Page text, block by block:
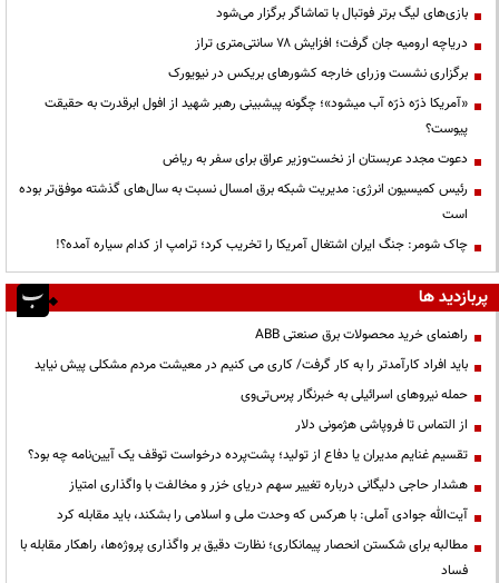
بازی‌های لیگ برتر فوتبال با تماشاگر برگزار می‌شود
دریاچه ارومیه جان گرفت؛ افزایش ۷۸ سانتی‌متری تراز
برگزاری نشست وزرای خارجه کشورهای بریکس در نیویورک
«آمریکا ذرّه ذرّه آب میشود»؛ چگونه پیشبینی رهبر شهید از افول ابرقدرت به حقیقت
پیوست؟
دعوت مجدد عربستان از نخست‌وزیر عراق برای سفر به ریاض
رئیس کمیسیون انرژی: مدیریت شبکه برق امسال نسبت به سال‌های گذشته موفق‌تر بوده
است
چاک شومر: جنگ ایران اشتغال آمریکا را تخریب کرد؛ ترامپ از کدام سیاره آمده؟!
پربازدید ها
راهنمای خرید محصولات برق صنعتی ABB
باید افراد کارآمدتر را به کار گرفت/ کاری می کنیم در معیشت مردم مشکلی پیش نیاید
حمله نیروهای اسرائیلی به خبرنگار پرس‌تی‌وی
از التماس تا فروپاشی هژمونی دلار
تقسیم غنایم مدیران یا دفاع از تولید؛ پشت‌پرده درخواست توقف یک آیین‌نامه چه بود؟
هشدار حاجی دلیگانی درباره تغییر سهم دریای خزر و مخالفت با واگذاری امتیاز
آیت‌الله جوادی آملی: با هرکس که وحدت ملی و اسلامی را بشکند، باید مقابله کرد
مطالبه برای شکستن انحصار پیمانکاری؛ نظارت دقیق بر واگذاری پروژه‌ها، راهکار مقابله با
فساد